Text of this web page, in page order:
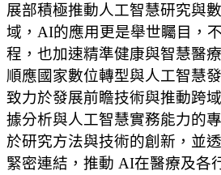
展部積極推動人工智慧研究與
域，AI的應用更是舉世矚目，
程， 也加速精準健康與智慧醫
順應國家數位轉型與人工智慧
致力於發展前瞻技術與推動跨域
據分析與人工智慧實務能力的
於研究方法與技術的創新， 並
緊密連結，推動 AI在醫療及各